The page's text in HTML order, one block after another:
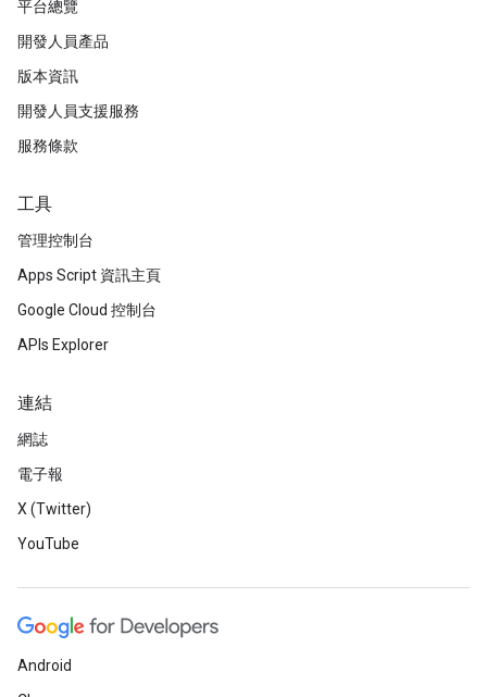
平台總覽
開發人員產品
版本資訊
開發人員支援服務
服務條款
工具
管理控制台
Apps Script 資訊主頁
Google Cloud 控制台
APIs Explorer
連結
網誌
電子報
X (Twitter)
YouTube
Android